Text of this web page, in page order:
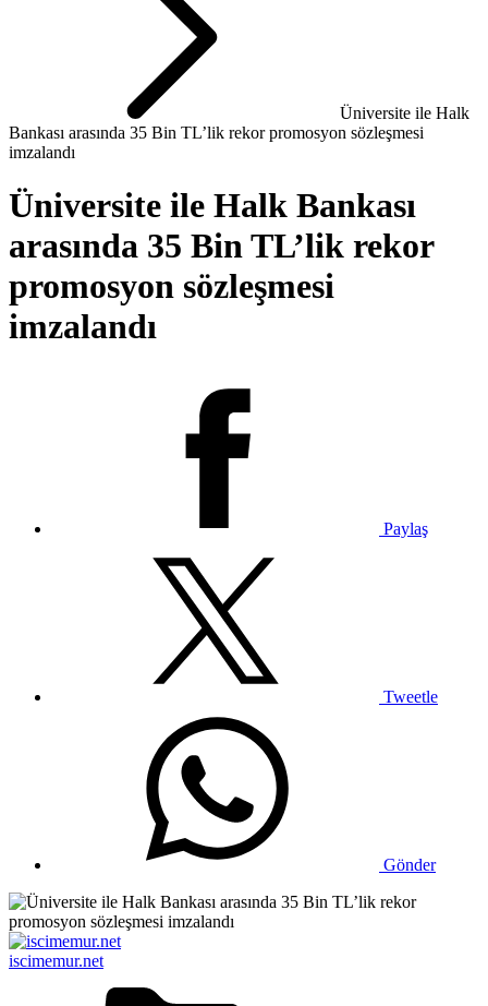
Üniversite ile Halk
Bankası arasında 35 Bin TL’lik rekor promosyon sözleşmesi
imzalandı
Üniversite ile Halk Bankası
arasında 35 Bin TL’lik rekor
promosyon sözleşmesi
imzalandı
Paylaş
Tweetle
Gönder
iscimemur.net